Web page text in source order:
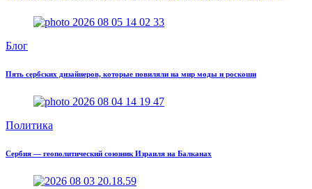
Блог
Пять сербских дизайнеров, которые повиляли на мир моды и роскоши
Политика
Сербия — геополитический союзник Израиля на Балканах